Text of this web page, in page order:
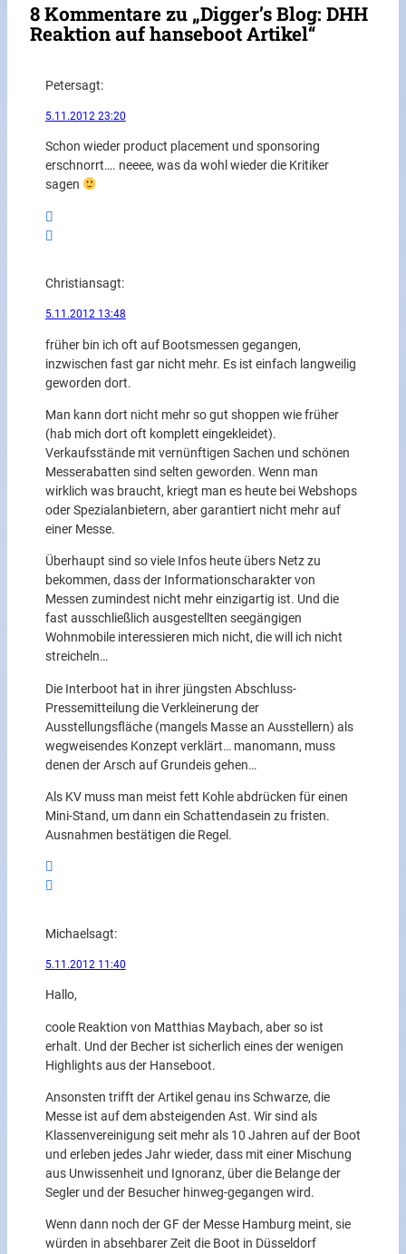
8 Kommentare zu „Digger’s Blog: DHH
Reaktion auf hanseboot Artikel“
Petersagt:
5.11.2012 23:20
Schon wieder product placement und sponsoring
erschnorrt…. neeee, was da wohl wieder die Kritiker
sagen
Christiansagt:
5.11.2012 13:48
früher bin ich oft auf Bootsmessen gegangen,
inzwischen fast gar nicht mehr. Es ist einfach langweilig
geworden dort.
Man kann dort nicht mehr so gut shoppen wie früher
(hab mich dort oft komplett eingekleidet).
Verkaufsstände mit vernünftigen Sachen und schönen
Messerabatten sind selten geworden. Wenn man
wirklich was braucht, kriegt man es heute bei Webshops
oder Spezialanbietern, aber garantiert nicht mehr auf
einer Messe.
Überhaupt sind so viele Infos heute übers Netz zu
bekommen, dass der Informationscharakter von
Messen zumindest nicht mehr einzigartig ist. Und die
fast ausschließlich ausgestellten seegängigen
Wohnmobile interessieren mich nicht, die will ich nicht
streicheln…
Die Interboot hat in ihrer jüngsten Abschluss-
Pressemitteilung die Verkleinerung der
Ausstellungsfläche (mangels Masse an Ausstellern) als
wegweisendes Konzept verklärt… manomann, muss
denen der Arsch auf Grundeis gehen…
Als KV muss man meist fett Kohle abdrücken für einen
Mini-Stand, um dann ein Schattendasein zu fristen.
Ausnahmen bestätigen die Regel.
Michaelsagt:
5.11.2012 11:40
Hallo,
coole Reaktion von Matthias Maybach, aber so ist
erhalt. Und der Becher ist sicherlich eines der wenigen
Highlights aus der Hanseboot.
Ansonsten trifft der Artikel genau ins Schwarze, die
Messe ist auf dem absteigenden Ast. Wir sind als
Klassenvereinigung seit mehr als 10 Jahren auf der Boot
und erleben jedes Jahr wieder, dass mit einer Mischung
aus Unwissenheit und Ignoranz, über die Belange der
Segler und der Besucher hinweg-gegangen wird.
Wenn dann noch der GF der Messe Hamburg meint, sie
würden in absehbarer Zeit die Boot in Düsseldorf